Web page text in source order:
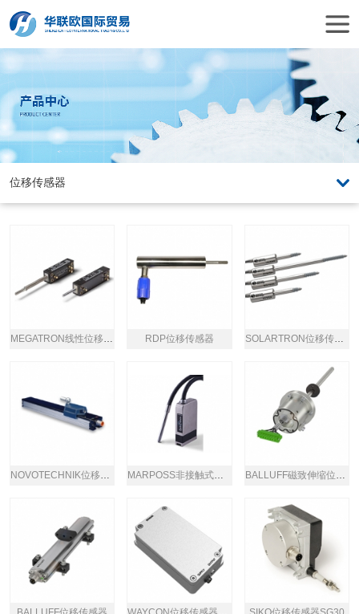
MEGATRON线性位移传感器 RDP位移传感器 SOLARTRON位移传感器
NOVOTECHNIK位移传感器 MARPOSS非接触式位移传感器 BALLUFF磁致伸缩位移传感器